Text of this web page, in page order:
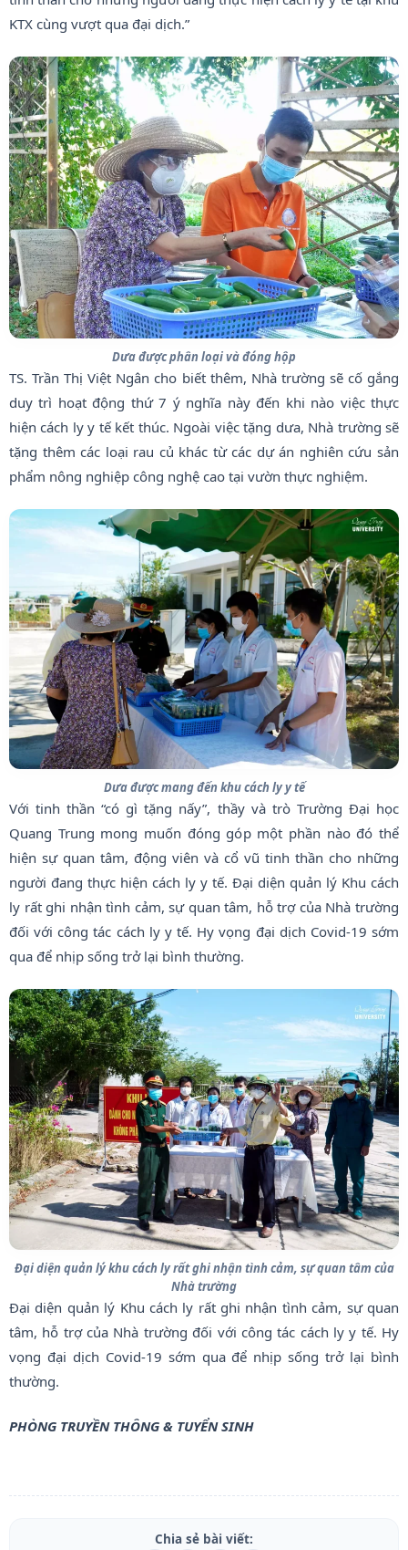
KTX cùng vượt qua đại dịch.”
Dưa được phân loại và đóng hộp
TS. Trần Thị Việt Ngân cho biết thêm, Nhà trường sẽ cố gắng
duy trì hoạt động thứ 7 ý nghĩa này đến khi nào việc thực
hiện cách ly y tế kết thúc. Ngoài việc tặng dưa, Nhà trường sẽ
tặng thêm các loại rau củ khác từ các dự án nghiên cứu sản
phẩm nông nghiệp công nghệ cao tại vườn thực nghiệm.
Dưa được mang đến khu cách ly y tế
Với tinh thần “có gì tặng nấy”, thầy và trò Trường Đại học
Quang Trung mong muốn đóng góp một phần nào đó thể
hiện sự quan tâm, động viên và cổ vũ tinh thần cho những
người đang thực hiện cách ly y tế. Đại diện quản lý Khu cách
ly rất ghi nhận tình cảm, sự quan tâm, hỗ trợ của Nhà trường
đối với công tác cách ly y tế. Hy vọng đại dịch Covid-19 sớm
qua để nhịp sống trở lại bình thường.
Đại diện quản lý khu cách ly rất ghi nhận tình cảm, sự quan tâm của
Nhà trường
Đại diện quản lý Khu cách ly rất ghi nhận tình cảm, sự quan
tâm, hỗ trợ của Nhà trường đối với công tác cách ly y tế. Hy
vọng đại dịch Covid-19 sớm qua để nhịp sống trở lại bình
thường.
PHÒNG TRUYỀN THÔNG & TUYỂN SINH
Chia sẻ bài viết: